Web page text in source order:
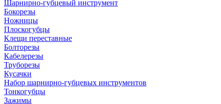
Шарнирно-губцевый инструмент
Бокорезы
Ножницы
Плоскогубцы
Клещи переставные
Болторезы
Кабелерезы
Труборезы
Кусачки
Набор шарнирно-губцевых инструментов
Тонкогубцы
Зажимы